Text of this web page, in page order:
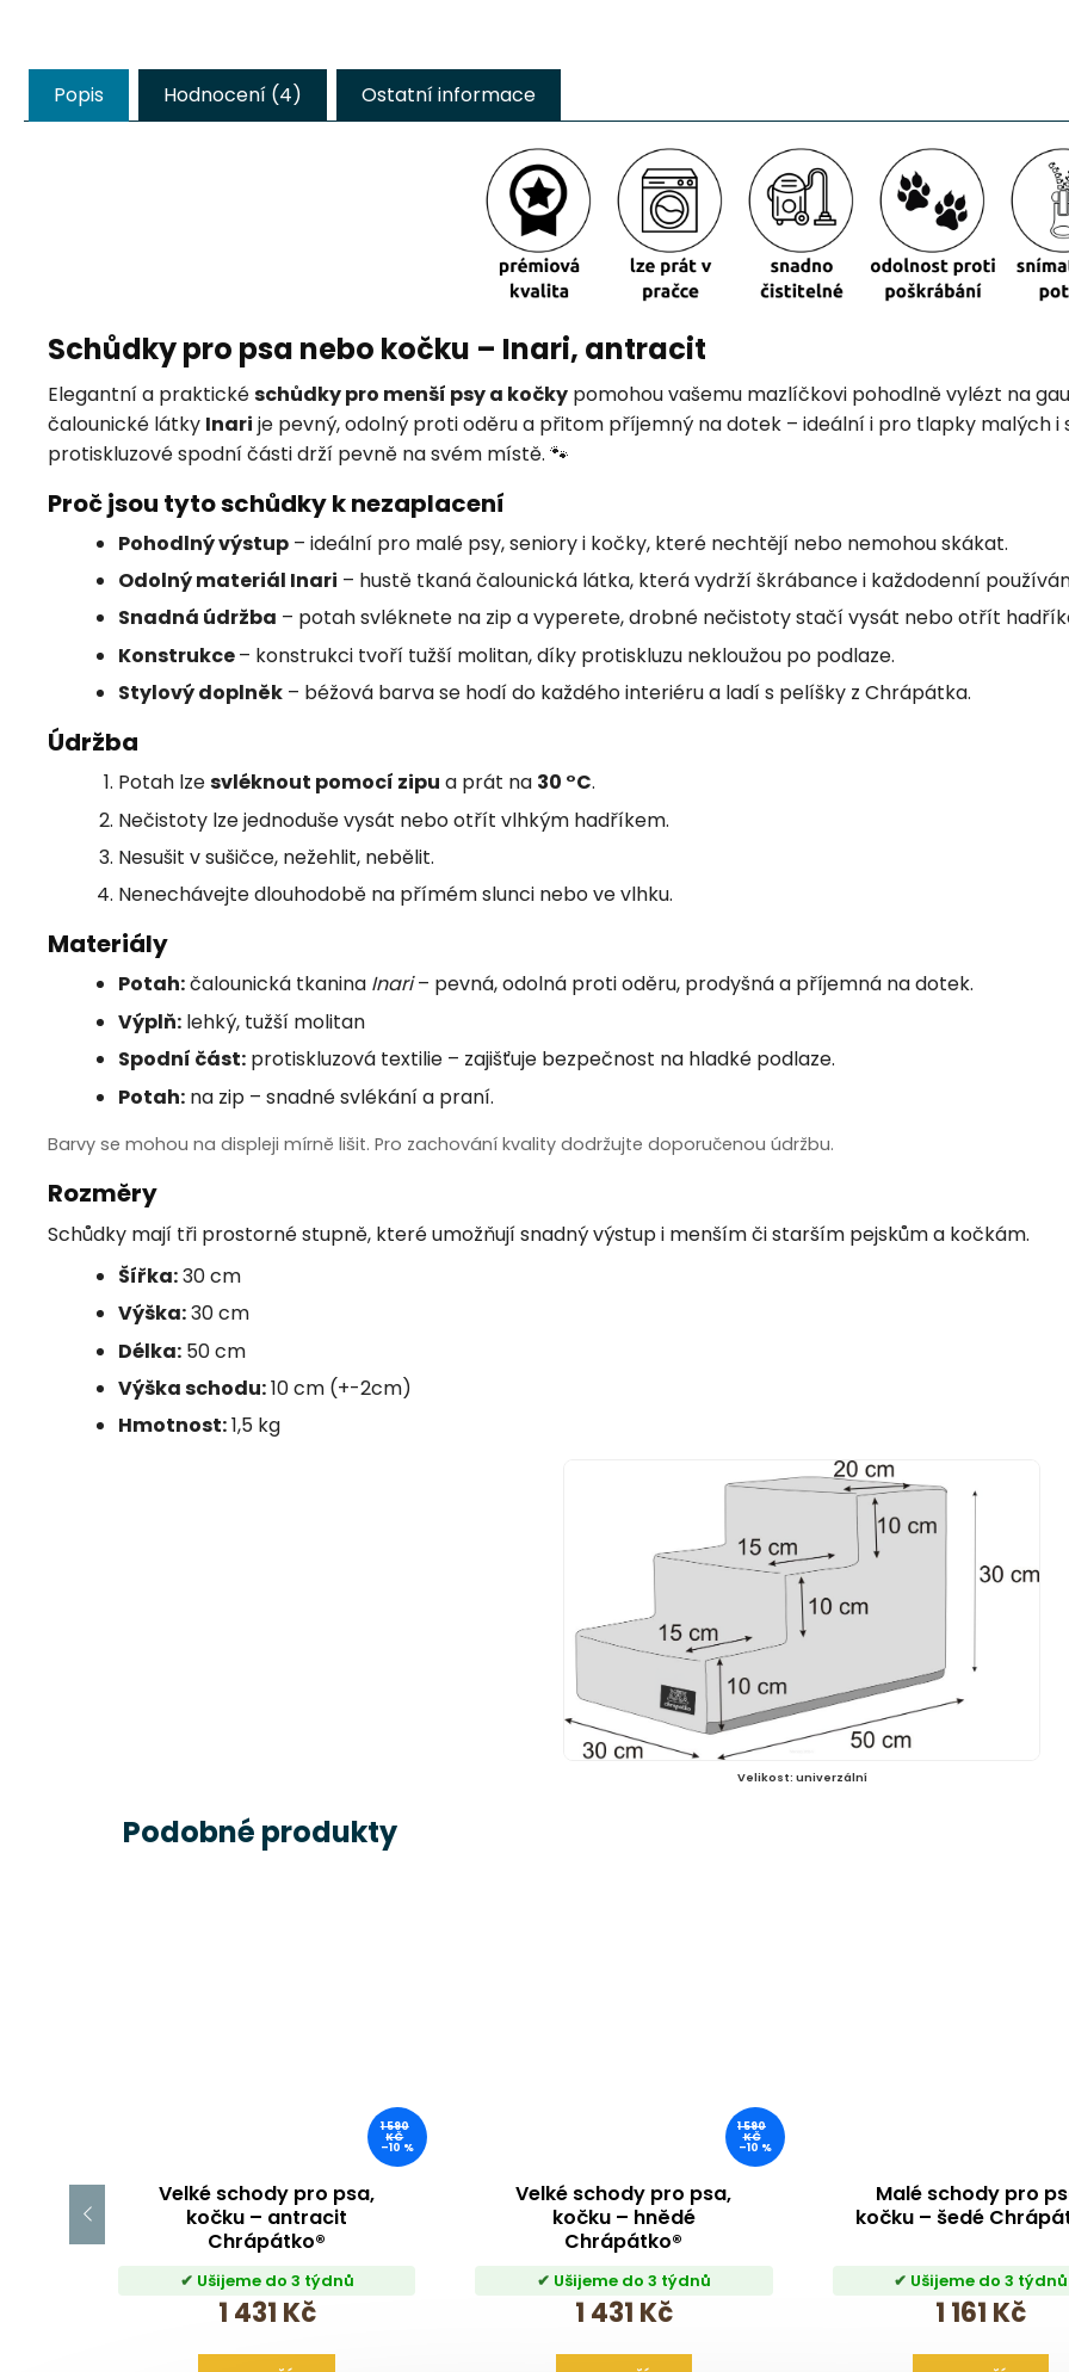
bezpečí doma i na cestách.
Ušita je z prémiových látek
a...
bezpečí doma i na cestách.
Ušita je z prémiových látek
a...
a...
Popis Hodnocení (4) Ostatní informace
Schůdky pro psa nebo kočku – Inari, antracit
Elegantní a praktickéschůdky pro menší psy a kočky pomohou vašemu mazlíčkovi pohodlně vylézt na
čalounické látky Inari je pevný, odolný proti oděru a přitom příjemný na dotek – ideální i pro tlapky malých i
protiskluzové spodní části drží pevně na svém místě. 🐾
Proč jsou tyto schůdky k nezaplacení
Pohodlný výstup – ideální pro malé psy, seniory i kočky, které nechtějí nebo nemohou skákat.
Odolný materiál Inari – hustě tkaná čalounická látka, která vydrží škrábance i každodenní
Snadná údržba – potah svléknete na zip a vyperete, drobné nečistoty stačí vysát nebo otřít
Konstrukce– konstrukci tvoří tužší molitan, díky protiskluzu nekloužou po podlaze.
Stylový doplněk – béžová barva se hodí do každého interiéru a ladí s pelíšky z Chrápátka.
Údržba
Potah lzesvléknout pomocí zipu a prát na 30 °C.
Nečistoty lze jednoduše vysát nebo otřít vlhkým hadříkem.
Nesušit v sušičce, nežehlit, nebělit.
Nenechávejte dlouhodobě na přímém slunci nebo ve vlhku.
Materiály
Potah:čalounická tkanina Inari– pevná, odolná proti oděru, prodyšná a příjemná na dotek.
Výplň: lehký, tužší molitan
Spodní část: protiskluzová textilie – zajišťuje bezpečnost na hladké podlaze.
Potah: na zip – snadné svlékání a praní.
Barvy se mohou na displeji mírně lišit. Pro zachování kvality dodržujte doporučenou údržbu.
Rozměry
Schůdky mají tři prostorné stupně, které umožňují snadný výstup i menším či starším pejskům a kočkám.
Šířka:30 cm
Výška:30 cm
Délka: 50 cm
Výška schodu:10 cm (+-2cm)
Hmotnost:1,5 kg
Velikost: univerzální
Podobné produkty
1 590
KČ
–10 %
Velké schody pro psa,
kočku – antracit
Chrápátko®
Ušijeme do 3 týdnů
1 431 Kč
1 590
KČ
–10 %
Velké schody pro psa,
kočku – hnědé
Chrápátko®
Ušijeme do 3 týdnů
1 431 Kč
Malé schody pro
kočku – šedé
Ušijeme do 3 týdnů
1 161 Kč